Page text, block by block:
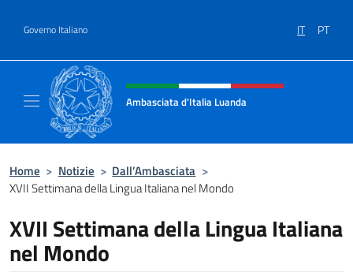
Governo Italiano IT PT
Intestazione sito, social e menù
Ambasciata d'Italia Luanda
Home > Notizie > Dall’Ambasciata >
XVII Settimana della Lingua Italiana nel Mondo
XVII Settimana della Lingua Italiana
nel Mondo